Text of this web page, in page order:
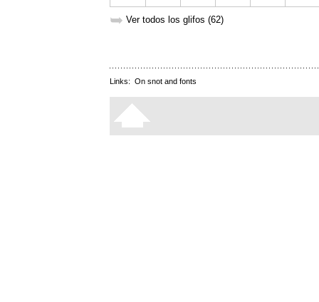
➥ Ver todos los glifos (62)
Links: On snot and fonts